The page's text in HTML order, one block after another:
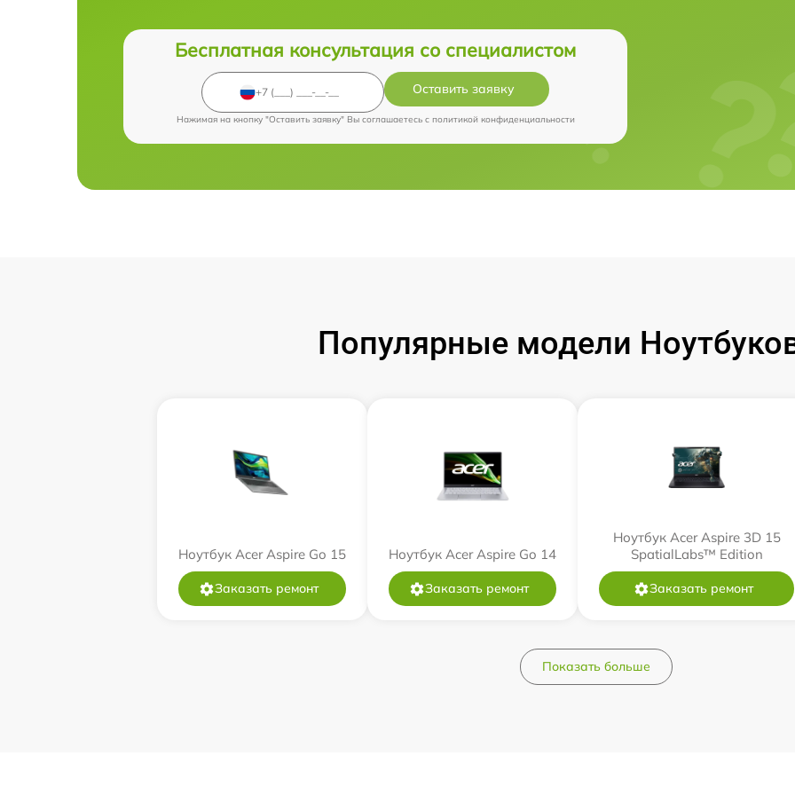
Бесплатная консультация со специалистом
Оставить заявку
Нажимая на кнопку "Оставить заявку" Вы соглашаетесь c политикой конфиденциальности
Популярные модели
Ноутбук Acer Aspire Go 15
Заказать ремонт
Ноутбук Acer Aspire Go 14
Заказать ремонт
Ноутбук Acer Aspire 3D 15
SpatialLabs™ Edition
Заказать ремонт
Показать больше